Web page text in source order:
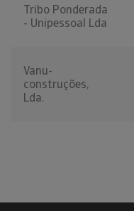
Tribo Ponderada
- Unipessoal Lda
Vanu-
construções,
Lda.